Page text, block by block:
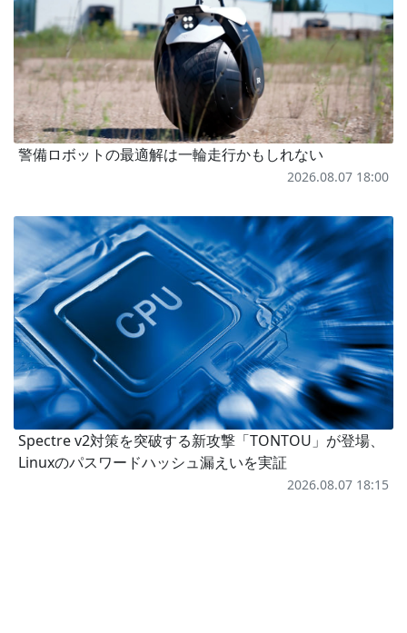
警備ロボットの最適解は一輪走行かもしれない
2026.08.07 18:00
Spectre v2対策を突破する新攻撃「TONTOU」が登場、
Linuxのパスワードハッシュ漏えいを実証
2026.08.07 18:15